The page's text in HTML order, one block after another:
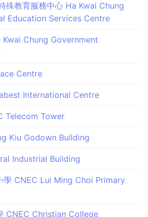
殊教育服務中心 Ha Kwai Chung
Education Services Centre
Kwai Chung Government
Centre
International Centre
Telecom Tower
Kiu Godown Building
Industrial Building
學 CNEC Lui Ming Choi Primary
CNEC Christian College